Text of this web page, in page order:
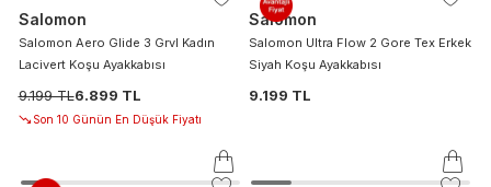
Salomon
Salomon Aero Glide 3 Grvl Kadın
Lacivert Koşu Ayakkabısı
9.199 TL6.899 TL
Son 10 Günün En Düşük Fiyatı
Salomon
Salomon Ultra Flow 2 Gore Tex Erkek
Siyah Koşu Ayakkabısı
9.199 TL